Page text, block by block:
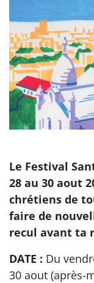
Le Festival
28 au 30 aout
chrétiens de
faire de
recul avant ta
DATE : Du
30 aout (après-